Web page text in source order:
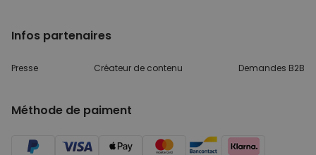
Infos partenaires
Presse Créateur de contenu Demandes B2B
Méthode de paiment